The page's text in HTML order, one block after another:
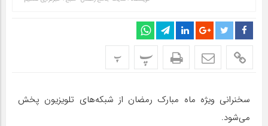
پ پ
سخنرانی ویژه ماه مبارک رمضان از شبکه‌های تلویزیون پخش
می‌شود.